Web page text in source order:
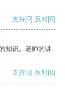
支持[0] 反对[0]
知识。老师的讲
支持[0] 反对[0]